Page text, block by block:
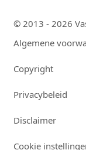
© 2013 - 2026
Algemene
Copyright
Privacybeleid
Disclaimer
Cookie